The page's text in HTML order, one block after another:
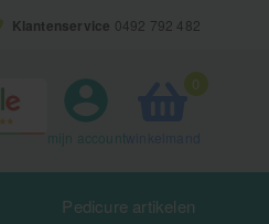
Klantenservice 0492 792 482
0
mijn account
Pedicure artikelen